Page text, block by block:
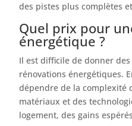
des pistes plus complètes
Quel prix pour
énergétique ?
Il est difficile de donner
rénovations énergétiques.
dépendre de la complexité
matériaux et des
logement, des gains